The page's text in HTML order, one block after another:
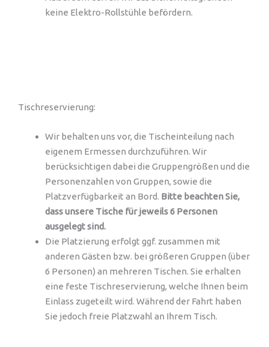
keine Elektro-Rollstühle befördern.
Tischreservierung:
Wir behalten uns vor, die Tischeinteilung nach
eigenem Ermessen durchzuführen. Wir
berücksichtigen dabei die Gruppengrößen und die
Personenzahlen von Gruppen, sowie die
Platzverfügbarkeit an Bord. Bitte beachten Sie,
dass unsere Tische für jeweils 6 Personen
ausgelegt sind.
Die Platzierung erfolgt ggf. zusammen mit
anderen Gästen bzw. bei größeren Gruppen (über
6 Personen) an mehreren Tischen. Sie erhalten
eine feste Tischreservierung, welche Ihnen beim
Einlass zugeteilt wird. Während der Fahrt haben
Sie jedoch freie Platzwahl an Ihrem Tisch.